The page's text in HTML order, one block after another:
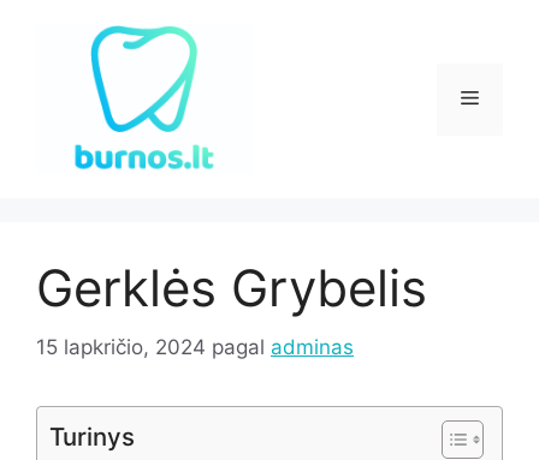
Meniu
Gerklės Grybelis
15 lapkričio, 2024 pagal adminas
Turinys